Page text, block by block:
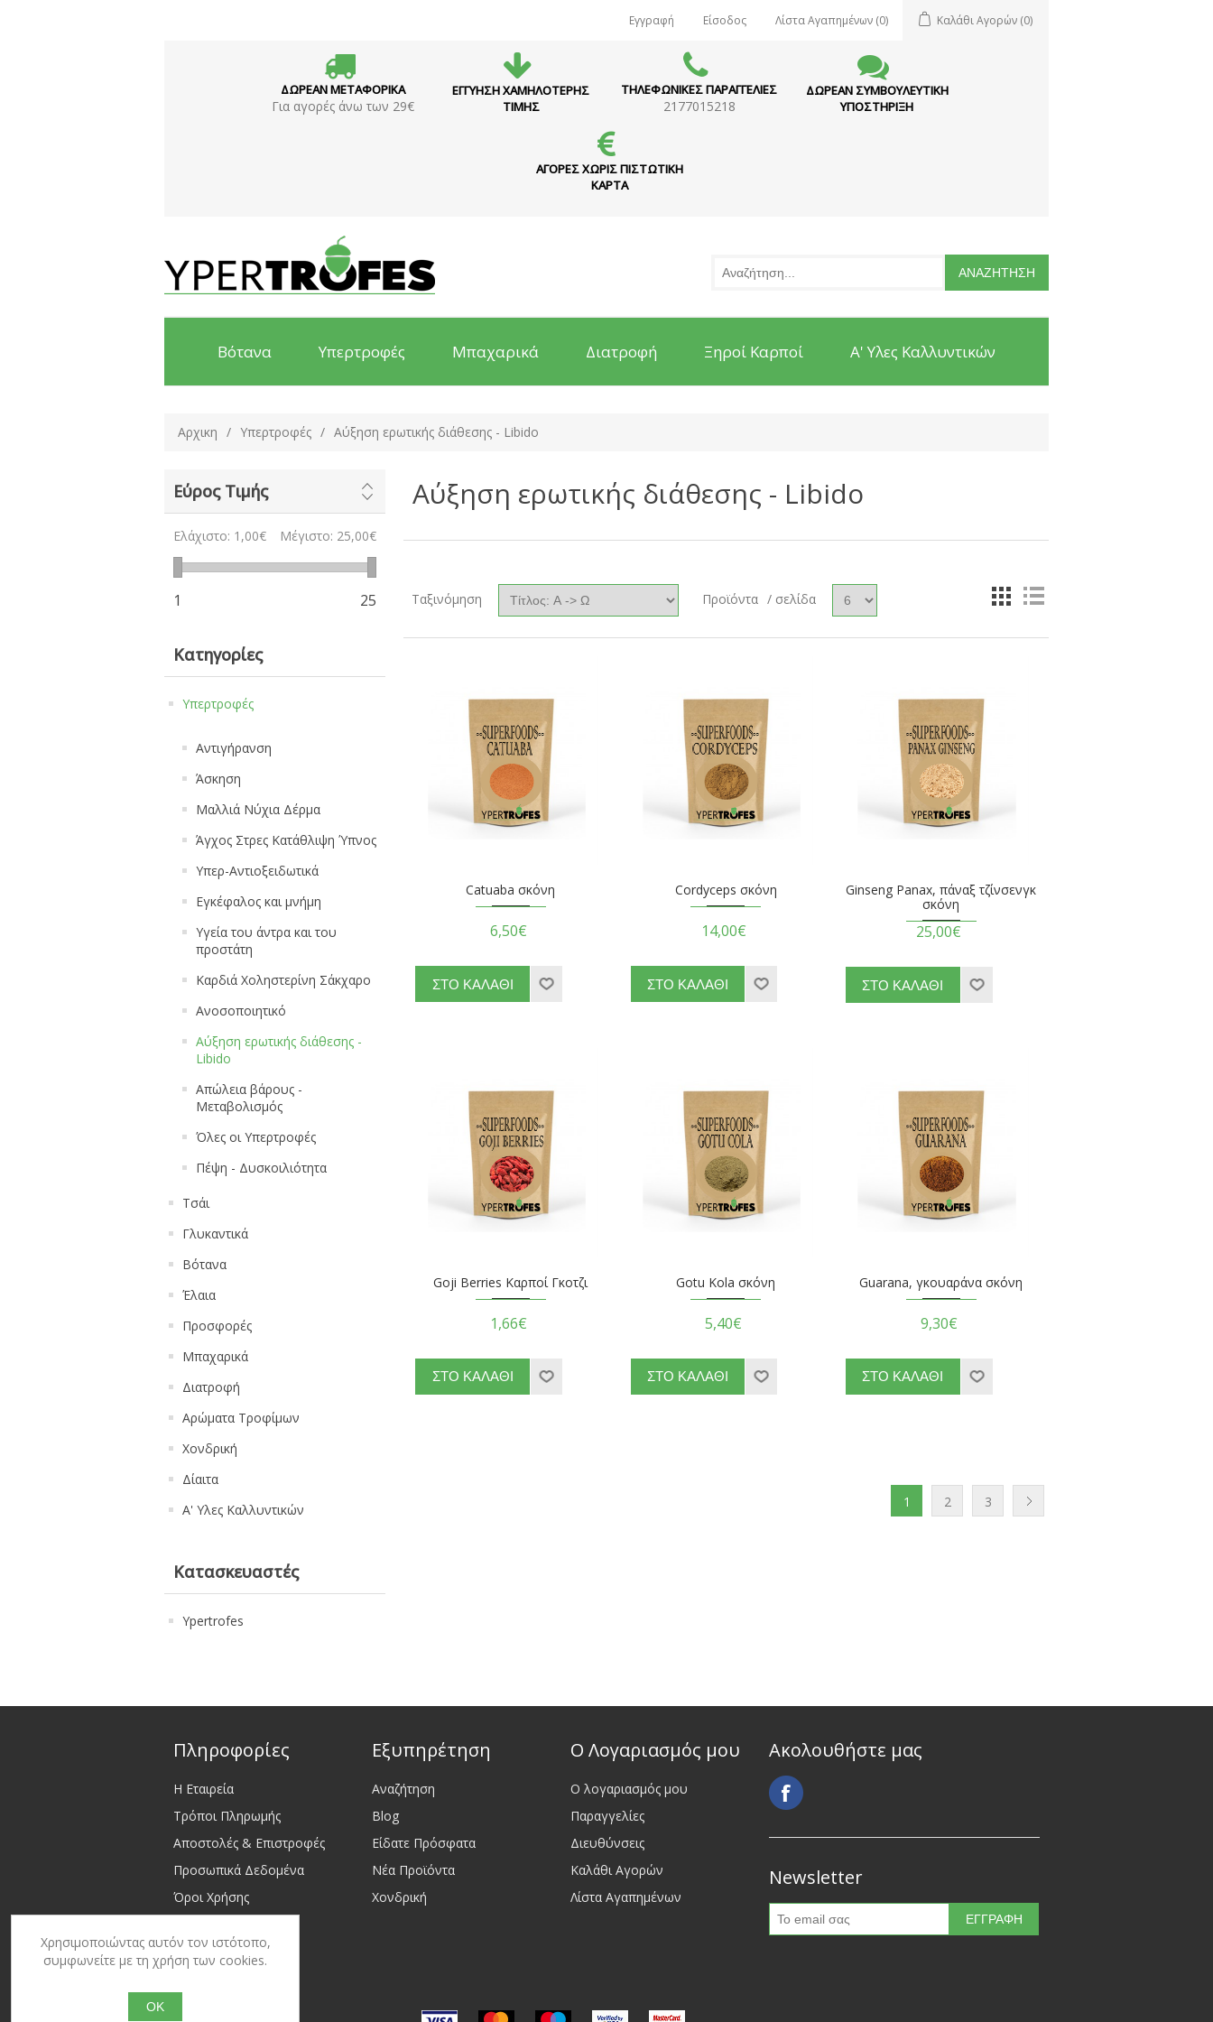
Εγγραφή Είσοδος Λίστα Αγαπημένων (0) Καλάθι Αγορών (0)
ΔΩΡΕΑΝ ΜΕΤΑΦΟΡΙΚΑ
Για αγορές άνω των 29€
ΕΓΓΥΗΣΗ ΧΑΜΗΛΟΤΕΡΗΣ
ΤΙΜΗΣ
ΤΗΛΕΦΩΝΙΚΕΣ ΠΑΡΑΓΓΕΛΙΕΣ
2177015218
ΔΩΡΕΑΝ ΣΥΜΒΟΥΛΕΥΤΙΚΗ
ΥΠΟΣΤΗΡΙΞΗ
ΑΓΟΡΕΣ ΧΩΡΙΣ ΠΙΣΤΩΤΙΚΗ
ΚΑΡΤΑ
Βότανα Υπερτροφές Μπαχαρικά Διατροφή Ξηροί Καρποί Α' Υλες Καλλυντικών
Αρχικη / Υπερτροφές / Αύξηση ερωτικής διάθεσης - Libido
Εύρος Τιμής
Ελάχιστο: 1,00€ Μέγιστο: 25,00€
1 25
Κατηγορίες
Υπερτροφές
Αντιγήρανση
Άσκηση
Μαλλιά Νύχια Δέρμα
Άγχος Στρες Κατάθλιψη Ύπνος
Υπερ-Αντιοξειδωτικά
Εγκέφαλος και μνήμη
Υγεία του άντρα και του
προστάτη
Καρδιά Χοληστερίνη Σάκχαρο
Ανοσοποιητικό
Αύξηση ερωτικής διάθεσης -
Libido
Απώλεια βάρους -
Μεταβολισμός
Όλες οι Υπερτροφές
Πέψη - Δυσκοιλιότητα
Τσάι
Γλυκαντικά
Βότανα
Έλαια
Προσφορές
Μπαχαρικά
Διατροφή
Αρώματα Τροφίμων
Χονδρική
Δίαιτα
Α' Υλες Καλλυντικών
Κατασκευαστές
Ypertrofes
Αύξηση ερωτικής διάθεσης - Libido
Ταξινόμηση Προϊόντα / σελίδα
Catuaba σκόνη
6,50€
Cordyceps σκόνη
14,00€
Ginseng Panax, πάναξ τζίνσενγκ
σκόνη
25,00€
Goji Berries Καρποί Γκοτζι
1,66€
Gotu Kola σκόνη
5,40€
Guarana, γκουαράνα σκόνη
9,30€
1 2 3
Πληροφορίες
Η Εταιρεία
Τρόποι Πληρωμής
Αποστολές & Επιστροφές
Προσωπικά Δεδομένα
Όροι Χρήσης
Sitemap
Εξυπηρέτηση
Αναζήτηση
Blog
Είδατε Πρόσφατα
Νέα Προϊόντα
Χονδρική
Ο Λογαριασμός μου
Ο λογαριασμός μου
Παραγγελίες
Διευθύνσεις
Καλάθι Αγορών
Λίστα Αγαπημένων
Ακολουθήστε μας
Newsletter
Χρησιμοποιώντας αυτόν τον ιστότοπο,
συμφωνείτε με τη χρήση των cookies.
OK